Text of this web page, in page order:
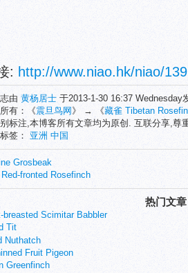
: http://www.niao.hk/niao/
由 黄杨居士 于2013-1-30 16:37 Wednesday
有：《震旦鸟网 》 → 《藏雀 Tibetan
标注,本博客所有文章均为原创. 互联分享,尊
签： 亚洲 中国
Grosbeak
fronted Rosefinch
热门文章
breasted Scimitar Babbler
Tit
Nuthatch
Fruit Pigeon
Greenfinch